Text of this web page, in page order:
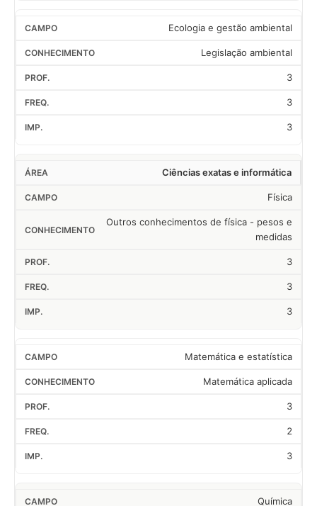
Ecologia e gestão ambiental
Legislação ambiental
3
3
3
Ciências exatas e informática
Física
Outros conhecimentos de física - pesos e
medidas
3
3
3
Matemática e estatística
Matemática aplicada
3
2
3
Química